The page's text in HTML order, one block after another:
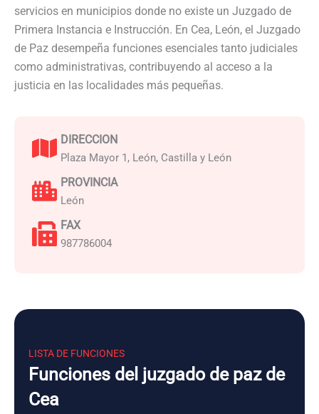
servicios en municipios donde no existe un Juzgado de
Primera Instancia e Instrucción. En Cea, León, el Juzgado
de Paz desempeña funciones esenciales tanto judiciales
como administrativas, contribuyendo al acceso a la
justicia en las localidades más pequeñas.
DIRECCION
Plaza Mayor 1, León, Castilla y León
PROVINCIA
León
FAX
987786004
LISTA DE FUNCIONES
Funciones del juzgado de paz de
Cea